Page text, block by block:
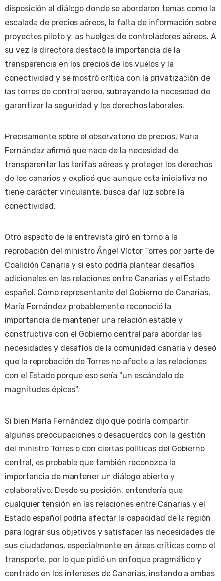
disposición al diálogo donde se abordaron temas como la
escalada de precios aéreos, la falta de información sobre
proyectos piloto y las huelgas de controladores aéreos. A
su vez la directora destacó la importancia de la
transparencia en los precios de los vuelos y la
conectividad y se mostró crítica con la privatización de
las torres de control aéreo, subrayando la necesidad de
garantizar la seguridad y los derechos laborales.
Precisamente sobre el observatorio de precios, María
Fernández afirmó que nace de la necesidad de
transparentar las tarifas aéreas y proteger los derechos
de los canarios y explicó que aunque esta iniciativa no
tiene carácter vinculante, busca dar luz sobre la
conectividad.
Otro aspecto de la entrevista giró en torno a la
reprobación del ministro Ángel Víctor Torres por parte de
Coalición Canaria y si esto podría plantear desafíos
adicionales en las relaciones entre Canarias y el Estado
español. Como representante del Gobierno de Canarias,
María Fernández probablemente reconoció la
importancia de mantener una relación estable y
constructiva con el Gobierno central para abordar las
necesidades y desafíos de la comunidad canaria y deseó
que la reprobación de Torres no afecte a las relaciones
con el Estado porque eso sería "un escándalo de
magnitudes épicas".
Si bien María Fernández dijo que podría compartir
algunas preocupaciones o desacuerdos con la gestión
del ministro Torres o con ciertas políticas del Gobierno
central, es probable que también reconozca la
importancia de mantener un diálogo abierto y
colaborativo. Desde su posición, entendería que
cualquier tensión en las relaciones entre Canarias y el
Estado español podría afectar la capacidad de la región
para lograr sus objetivos y satisfacer las necesidades de
sus ciudadanos, especialmente en áreas críticas como el
transporte, por lo que pidió un enfoque pragmático y
centrado en los intereses de Canarias, instando a ambas